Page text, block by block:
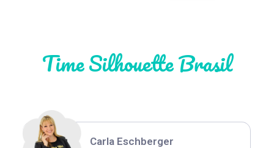
Time Silhouette Brasil
Thiara Ney
Carla Eschberger